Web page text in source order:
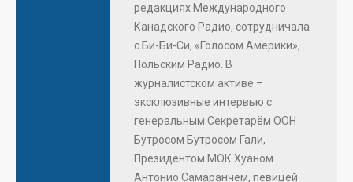
редакциях Международного
Канадского Радио, сотрудничала
с Би-Би-Си, «Голосом Америки»,
Польским Радио. В
журналистском активе –
эксклюзивные интервью с
генеральным Секретарём ООН
Бутросом Бутросом Гали,
Президентом МОК Хуаном
Антонио Самаранчем, певицей